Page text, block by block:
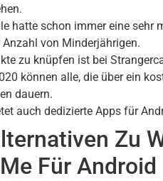
hatte schon immer eine sehr
Anzahl von Minderjährigen.
zu knüpfen ist bei
können alle, die über ein
dauern.
auch dedizierte Apps für
Zu
Für Android